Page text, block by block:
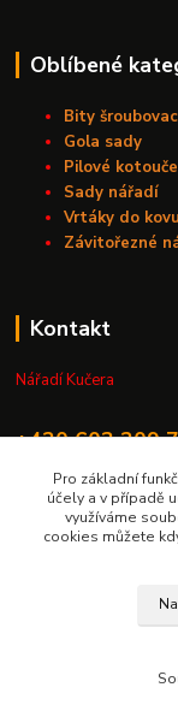
Oblíbené
Bity
Gola sady
Pilové kotouče
Sady nářadí
Vrtáky do
Závitořezné
Kontakt
Nářadí Kučera
+420 603 209
Pro základní
účely a v případě
využíváme
cookies můžete